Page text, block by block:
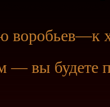
воробьев—к
— вы будете